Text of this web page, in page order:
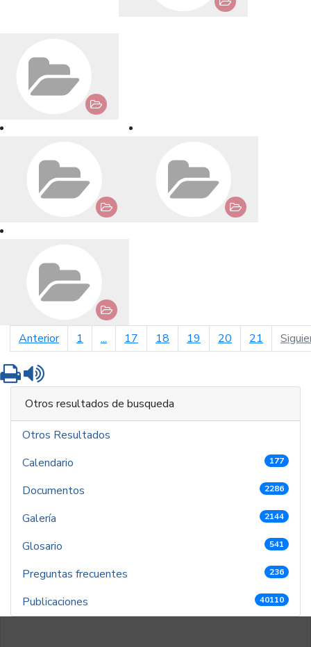
Anteriorpágina anterior
1 ... 17 18 19 20 21
Imprimir
Otros resultados de busqueda
Otros Resultados
Calendario
177
Documentos 2286
Galería 2144
Glosario 541
Preguntas frecuentes 236
Publicaciones 40110